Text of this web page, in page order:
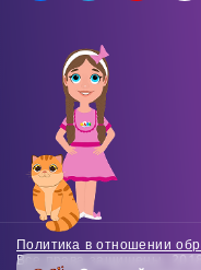
Политика в отношении
Все права защищены.